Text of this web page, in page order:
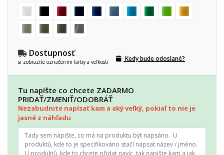
Dostupnosť
si zobrazíte označením farby a veľkosti Kedy bude odoslané?
Tu napíšte co chcete ZADARMO
PRIDAŤ/ZMENIŤ/ODOBRÁŤ
Nezabudnite napísať kam a aký veľký, pokiaľ to nie je
jasné z náhľadu